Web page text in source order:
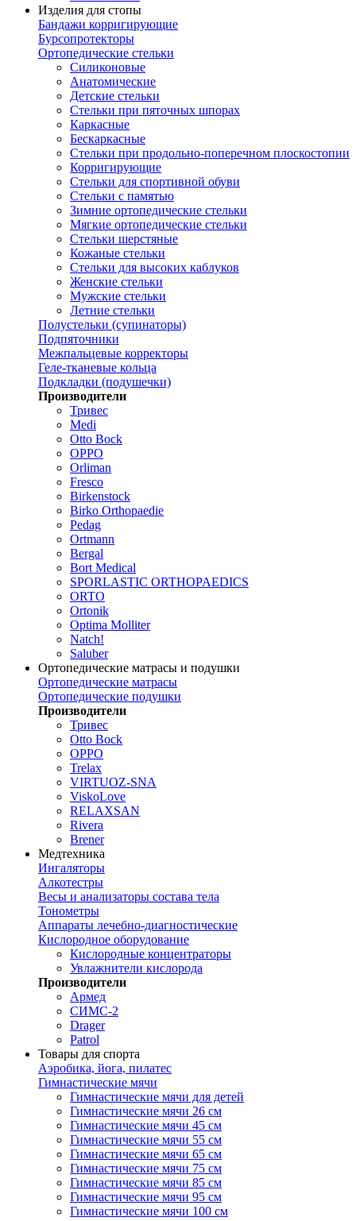
Изделия для стопы
Бандажи корригирующие
Бурсопротекторы
Ортопедические стельки
Силиконовые
Анатомические
Детские стельки
Стельки при пяточных шпорах
Каркасные
Бескаркасные
Стельки при продольно-поперечном плоскостопии
Корригирующие
Стельки для спортивной обуви
Стельки с памятью
Зимние ортопедические стельки
Мягкие ортопедические стельки
Стельки шерстяные
Кожаные стельки
Стельки для высоких каблуков
Женские стельки
Мужские стельки
Летние стельки
Полустельки (супинаторы)
Подпяточники
Межпальцевые корректоры
Геле-тканевые кольца
Подкладки (подушечки)
Производители
Тривес
Medi
Otto Bock
OPPO
Orliman
Fresco
Birkenstock
Birko Orthopaedie
Pedag
Ortmann
Bergal
Bort Medical
SPORLASTIC ORTHOPAEDICS
ORTO
Ortonik
Optima Molliter
Natch!
Saluber
Ортопедические матрасы и подушки
Ортопедические матрасы
Ортопедические подушки
Производители
Тривес
Otto Bock
OPPO
Trelax
VIRTUOZ-SNA
ViskoLove
RELAXSAN
Rivera
Brener
Медтехника
Ингаляторы
Алкотестры
Весы и анализаторы состава тела
Тонометры
Аппараты лечебно-диагностические
Кислородное оборудование
Кислородные концентраторы
Увлажнители кислорода
Производители
Армед
СИМС-2
Drager
Patrol
Товары для спорта
Аэробика, йога, пилатес
Гимнастические мячи
Гимнастические мячи для детей
Гимнастические мячи 26 см
Гимнастические мячи 45 см
Гимнастические мячи 55 см
Гимнастические мячи 65 см
Гимнастические мячи 75 см
Гимнастические мячи 85 см
Гимнастические мячи 95 см
Гимнастические мячи 100 см